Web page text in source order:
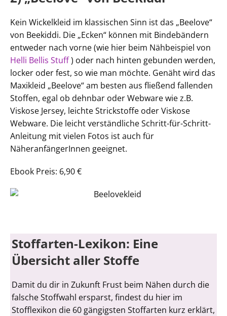
Kein Wickelkleid im klassischen Sinn ist das „Beelove“
von Beekiddi. Die „Ecken“ können mit Bindebändern
entweder nach vorne (wie hier beim Nähbeispiel von
Helli Bellis Stuff) oder nach hinten gebunden werden,
locker oder fest, so wie man möchte. Genäht wird das
Maxikleid „Beelove“ am besten aus fließend fallenden
Stoffen, egal ob dehnbar oder Webware wie z.B.
Viskose Jersey, leichte Strickstoffe oder Viskose
Webware. Die leicht verständliche Schritt-für-Schritt-
Anleitung mit vielen Fotos ist auch für
NäheranfängerInnen geeignet.
Ebook Preis: 6,90 €
Stoffarten-Lexikon: Eine
Übersicht aller Stoffe
Damit du dir in Zukunft Frust beim Nähen durch die
falsche Stoffwahl ersparst, findest du hier im
Stofflexikon die 60 gängigsten Stoffarten kurz erklärt,